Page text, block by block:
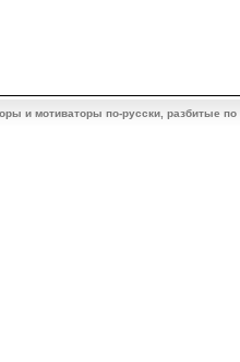
и мотиваторы по-русски, разбитые